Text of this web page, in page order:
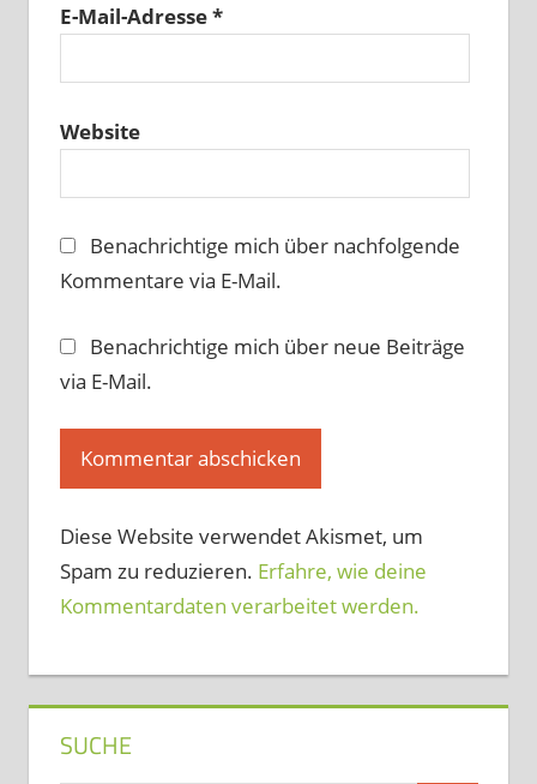
E-Mail-Adresse*
Website
Benachrichtige mich über nachfolgende
Kommentare via E-Mail.
Benachrichtige mich über neue Beiträge
via E-Mail.
Diese Website verwendet Akismet, um
Spam zu reduzieren. Erfahre, wie deine
Kommentardaten verarbeitet werden.
SUCHE